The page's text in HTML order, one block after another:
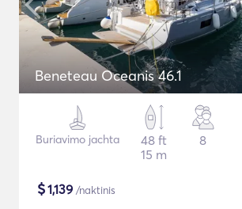
Beneteau Oceanis 46.1
Buriavimo jachta
48 ft
15 m
8
$1,139 /naktinis